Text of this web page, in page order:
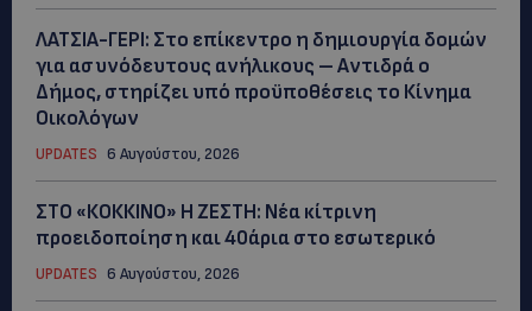
ΛΑΤΣΙΑ-ΓΕΡΙ: Στο επίκεντρο η δημιουργία δομών
για ασυνόδευτους ανήλικους – Αντιδρά ο
Δήμος, στηρίζει υπό προϋποθέσεις το Κίνημα
Οικολόγων
UPDATES 6 Αυγούστου, 2026
ΣΤΟ «ΚΟΚΚΙΝΟ» Η ΖΕΣΤΗ: Νέα κίτρινη
προειδοποίηση και 40άρια στο εσωτερικό
UPDATES 6 Αυγούστου, 2026